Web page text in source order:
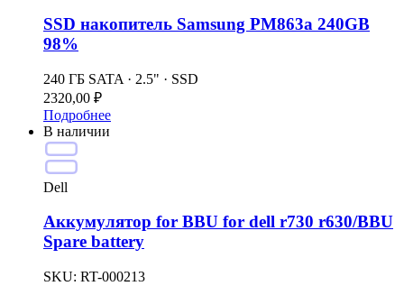
SSD накопитель Samsung PM863a 240GB
98%
240 ГБ SATA · 2.5" · SSD
2320,00 ₽
Подробнее
В наличии
Dell
Аккумулятор for BBU for dell r730 r630/BBU
Spare battery
SKU: RT-000213